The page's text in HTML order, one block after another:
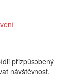
přizpůsobený
návštěvnost,